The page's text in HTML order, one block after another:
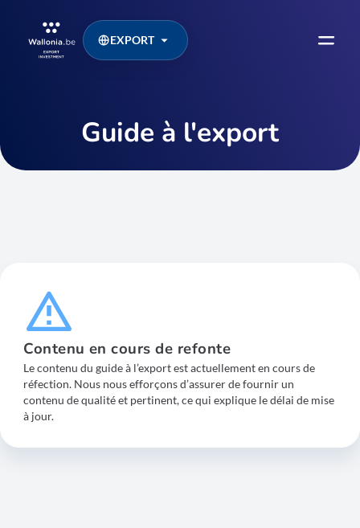
EXPORT
Guide à l'export
Contenu en cours de refonte
Le contenu du guide à l’export est actuellement en cours de
réfection. Nous nous efforçons d’assurer de fournir un
contenu de qualité et pertinent, ce qui explique le délai de mise
à jour.